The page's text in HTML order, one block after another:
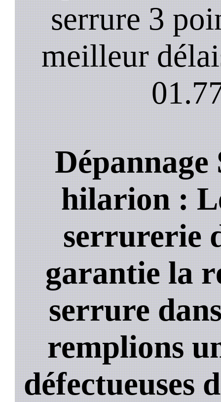
serrure 3
meilleur
hilarion :
serrurerie
garantie la
serrure
remplions
défectueuses